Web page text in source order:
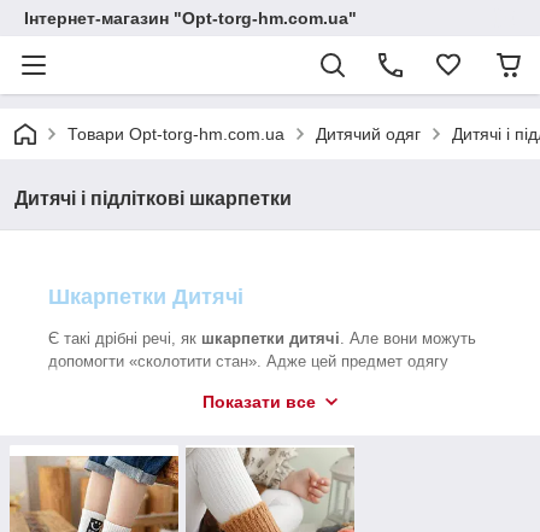
Інтернет-магазин "Opt-torg-hm.com.ua"
Товари Opt-torg-hm.com.ua Дитячий одяг Дитячі і
Дитячі і підліткові шкарпетки
Шкарпетки Дитячі
Є такі дрібні речі, як шкарпетки дитячі . Але вони можуть
допомогти «сколотити стан». Адже цей предмет одягу
підростаючої принцеси. Ці шкарпетки «розлітаються зі
цікавляться напередодні літа. Шкарпетки потрібні і взимку,
особливо махрові і з шерстяною ниткою.
В інтернет магазині
https://opt-torg-hm.com.ua/
шкарпетки для дітей.Шкарпетки відпускаються кратно
Показати все